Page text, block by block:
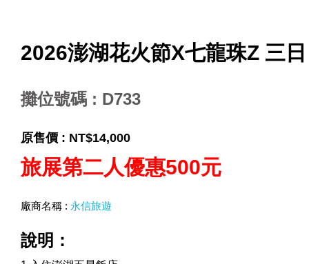
2026澎湖花火節X七龍珠Z 三日
攤位號碼 : D733
原售價 : NT$14,000
旅展第二人優惠500元
廠商名稱 : 永信旅遊
說明：